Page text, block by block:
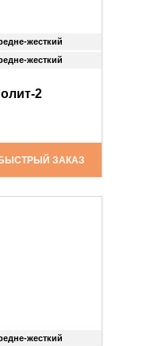
жесткий
жесткий
2
ЗАКАЗ
жесткий